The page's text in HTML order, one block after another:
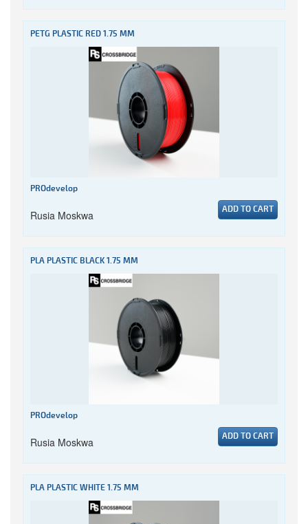
PETG PLASTIC RED 1.75 MM
PROdevelop
Rusia Moskwa ADD TO CART
PLA PLASTIC BLACK 1.75 MM
PROdevelop
Rusia Moskwa ADD TO CART
PLA PLASTIC WHITE 1.75 MM